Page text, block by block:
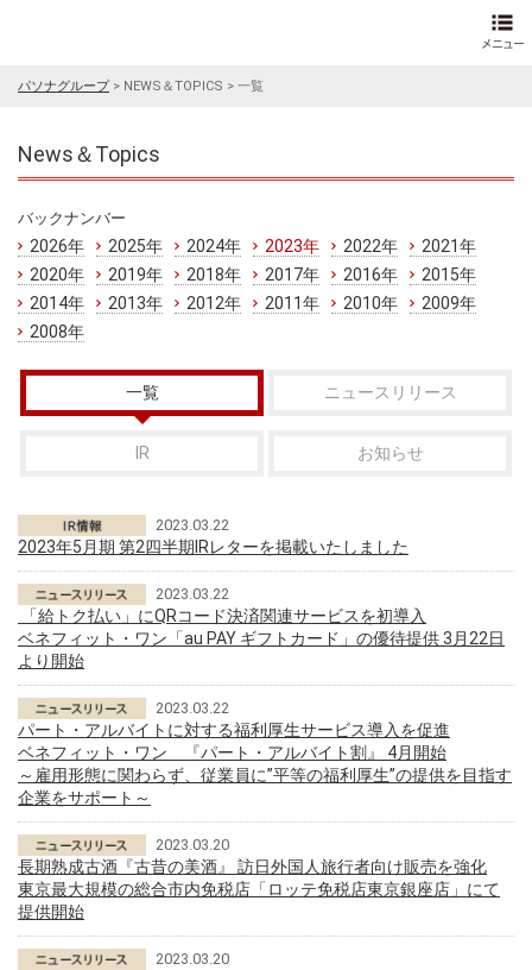
パソナグループ> NEWS＆TOPICS > 一覧
News＆Topics
バックナンバー
2026年 2025年 2024年 2023年 2022年
2021年
2020年
2019年 2018年 2017年 2016年
2015年
2014年
2013年 2012年 2011年 2010年
2009年
2008年
一覧 ニュースリリース
IR お知らせ
2023.03.22
2023年5月期 第2四半期IRレターを掲載いたしました
2023.03.22
「給トク払い」にQRコード決済関連サービスを初導入
ベネフィット・ワン「au PAY ギフトカード」の優待提供 3月22日
より開始
2023.03.22
パート・アルバイトに対する福利厚生サービス導入を促進
ベネフィット・ワン 『パート・アルバイト割』 4月開始
～雇用形態に関わらず、従業員に”平等の福利厚生”の提供を目指す
企業をサポート～
2023.03.20
長期熟成古酒『古昔の美酒』 訪日外国人旅行者向け販売を強化
東京最大規模の総合市内免税店「ロッテ免税店東京銀座店」にて
提供開始
2023.03.20